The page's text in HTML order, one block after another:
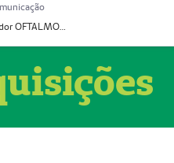
Prestador OFTALMOCLÍNICA SÃO GONÇALO (55004164-2)